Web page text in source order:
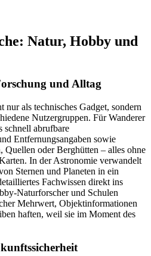
Natur, Hobby und
und Alltag
als technisches Gadget, sondern
Nutzergruppen. Für Wanderer
schnell abrufbare
Entfernungsangaben sowie
Quellen oder Berghütten – alles ohne
In der Astronomie verwandelt
Sternen und Planeten in ein
Fachwissen direkt ins
Naturforscher und Schulen
Mehrwert, Objektinformationen
haften, weil sie im Moment des